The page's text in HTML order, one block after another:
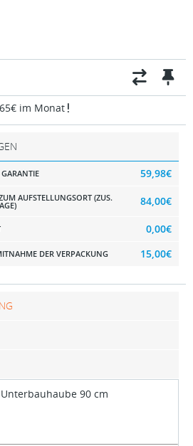
im Monat
GARANTIE 59,98€
AUFSTELLUNGSORT (ZUS. 84,00€
0,00€
DER VERPACKUNG 15,00€
Unterbauhaube 90 cm